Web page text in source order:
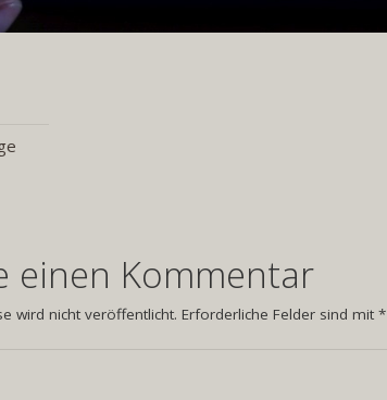
einen Kommentar
wird nicht veröffentlicht. Erforderliche Felder sind mit*